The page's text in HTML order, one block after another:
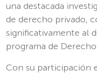
una destacada
de derecho privado,
significativamente al
programa de Derecho.
Con su participación